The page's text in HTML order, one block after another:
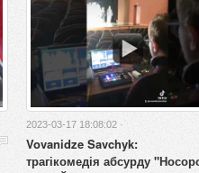
2023-03-17 18:08:02 ·
Vovanidze Savchyk:
трагікомедія абсурду